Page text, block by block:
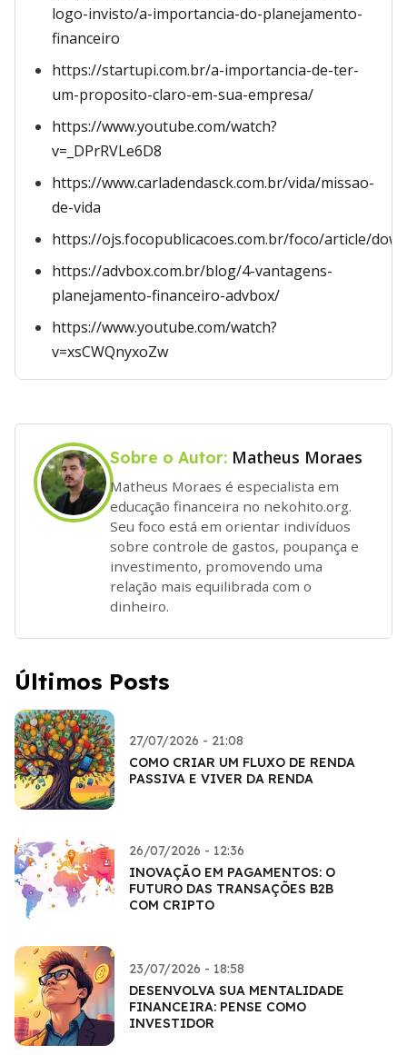
logo-invisto/a-importancia-do-planejamento-
financeiro
https://startupi.com.br/a-importancia-de-ter-
um-proposito-claro-em-sua-empresa/
https://www.youtube.com/watch?
v=_DPrRVLe6D8
https://www.carladendasck.com.br/vida/missao-
de-vida
https://ojs.focopublicacoes.com.br/foco/article/
https://advbox.com.br/blog/4-vantagens-
planejamento-financeiro-advbox/
https://www.youtube.com/watch?
v=xsCWQnyxoZw
Sobre o Autor: Matheus Moraes
Matheus Moraes é especialista em
educação financeira no nekohito.org.
Seu foco está em orientar indivíduos
sobre controle de gastos, poupança e
investimento, promovendo uma
relação mais equilibrada com o
dinheiro.
Últimos Posts
27/07/2026 - 21:08
COMO CRIAR UM FLUXO DE RENDA
PASSIVA E VIVER DA RENDA
26/07/2026 - 12:36
INOVAÇÃO EM PAGAMENTOS: O
FUTURO DAS TRANSAÇÕES B2B
COM CRIPTO
23/07/2026 - 18:58
DESENVOLVA SUA MENTALIDADE
FINANCEIRA: PENSE COMO
INVESTIDOR